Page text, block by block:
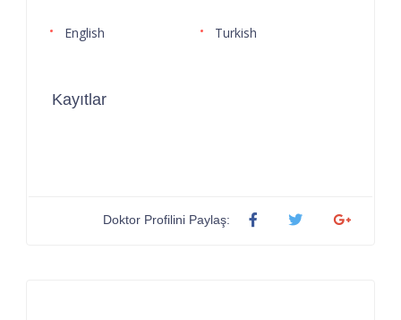
English Turkish
Kayıtlar
Doktor Profilini Paylaş: